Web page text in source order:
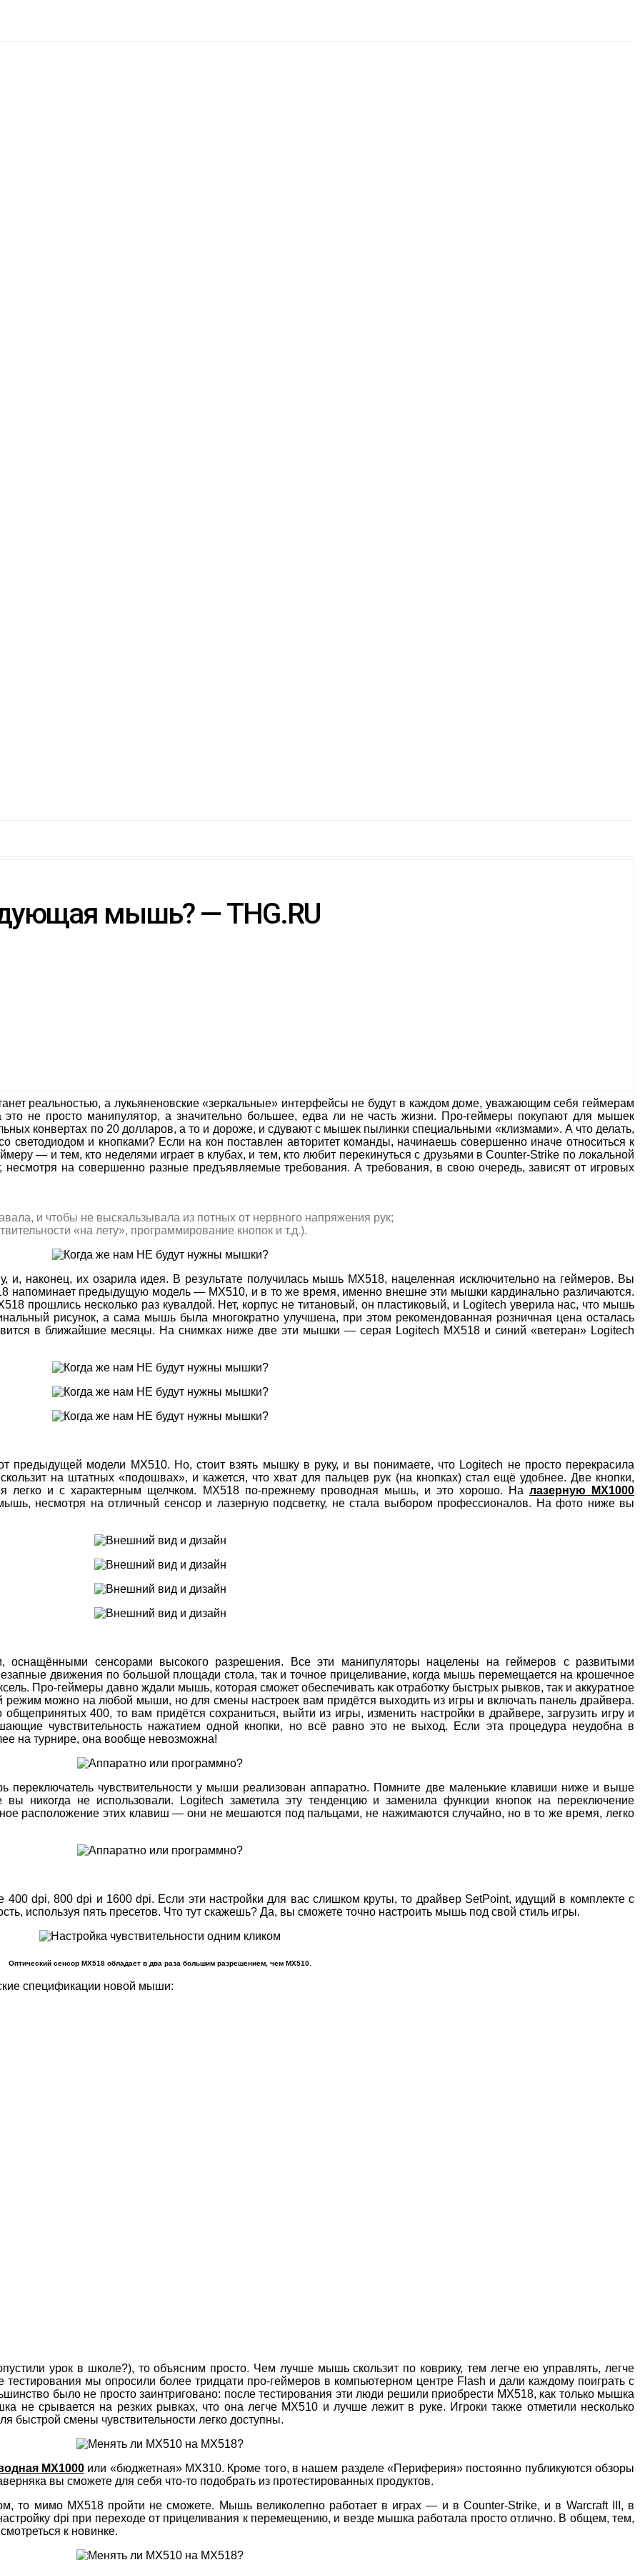
мышь? — THG.RU
реальностью, а лукьяненовские «зеркальные» интерфейсы не будут в каждом доме, уважающим себя геймерам
не просто манипулятор, а значительно большее, едва ли не часть жизни. Про-геймеры покупают для мышек
конвертах по 20 долларов, а то и дороже, и сдувают с мышек пылинки специальными «клизмами». А что делать,
светодиодом и кнопками? Если на кон поставлен авторитет команды, начинаешь совершенно иначе относиться к
— и тем, кто неделями играет в клубах, и тем, кто любит перекинуться с друзьями в Counter-Strike по локальной
несмотря на совершенно разные предъявляемые требования. А требования, в свою очередь, зависят от игровых
и чтобы не выскальзывала из потных от нервного напряжения рук;
«на лету», программирование кнопок и т.д.).
наконец, их озарила идея. В результате получилась мышь MX518, нацеленная исключительно на геймеров. Вы
предыдущую модель — MX510, и в то же время, именно внешне эти мышки кардинально различаются.
прошлись несколько раз кувалдой. Нет, корпус не титановый, он пластиковый, и Logitech уверила нас, что мышь
рисунок, а сама мышь была многократно улучшена, при этом рекомендованная розничная цена осталась
в ближайшие месяцы. На снимках ниже две эти мышки — серая Logitech MX518 и синий «ветеран» Logitech
предыдущей модели MX510. Но, стоит взять мышку в руку, и вы понимаете, что Logitech не просто перекрасила
на штатных «подошвах», и кажется, что хват для пальцев рук (на кнопках) стал ещё удобнее. Две кнопки,
легко и с характерным щелчком. MX518 по-прежнему проводная мышь, и это хорошо. На лазерную MX1000
несмотря на отличный сенсор и лазерную подсветку, не стала выбором профессионалов. На фото ниже вы
оснащёнными сенсорами высокого разрешения. Все эти манипуляторы нацелены на геймеров с развитыми
движения по большой площади стола, так и точное прицеливание, когда мышь перемещается на крошечное
Про-геймеры давно ждали мышь, которая сможет обеспечивать как отработку быстрых рывков, так и аккуратное
режим можно на любой мыши, но для смены настроек вам придётся выходить из игры и включать панель драйвера.
400, то вам придётся сохраниться, выйти из игры, изменить настройки в драйвере, загрузить игру и
чувствительность нажатием одной кнопки, но всё равно это не выход. Если эта процедура неудобна в
на турнире, она вообще невозможна!
переключатель чувствительности у мыши реализован аппаратно. Помните две маленькие клавиши ниже и выше
никогда не использовали. Logitech заметила эту тенденцию и заменила функции кнопок на переключение
расположение этих клавиш — они не мешаются под пальцами, не нажимаются случайно, но в то же время, легко
dpi, 800 dpi и 1600 dpi. Если эти настройки для вас слишком круты, то драйвер SetPoint, идущий в комплекте с
используя пять пресетов. Что тут скажешь? Да, вы сможете точно настроить мышь под свой стиль игры.
Оптический сенсор MX518 обладает в два раза большим разрешением, чем MX510.
спецификации новой мыши:
урок в школе?), то объясним просто. Чем лучше мышь скользит по коврику, тем легче ею управлять, легче
тестирования мы опросили более тридцати про-геймеров в компьютерном центре Flash и дали каждому поиграть с
было не просто заинтриговано: после тестирования эти люди решили приобрести MX518, как только мышка
не срывается на резких рывках, что она легче MX510 и лучше лежит в руке. Игроки также отметили несколько
быстрой смены чувствительности легко доступны.
MX1000 или «бюджетная» MX310. Кроме того, в нашем разделе «Периферия» постоянно публикуются обзоры
вы сможете для себя что-то подобрать из протестированных продуктов.
то мимо MX518 пройти не сможете. Мышь великолепно работает в играх — и в Counter-Strike, и в Warcraft III, в
dpi при переходе от прицеливания к перемещению, и везде мышка работала просто отлично. В общем, тем,
к новинке.